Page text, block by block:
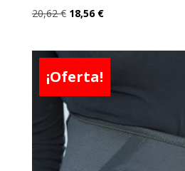
20,62€ El
era:
20,62 €.
18,56 €El
es:
¡Oferta!